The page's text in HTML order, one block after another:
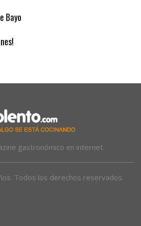
Bayo
gastronómico en internet.
Todos los derechos reservados.